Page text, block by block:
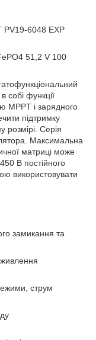
PV19-6048 EXP
51,2 V 100
собі функції
MPPT і зарядного
підтримку
розмірі. Серія
Максимальна
матриці може
В постійного
використовувати
замикання та
струм